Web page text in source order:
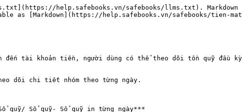
help.safebooks.vn/safebooks/llms.txt). Markdown
as [Markdown](https://help.safebooks.vn/safebooks/tien-
tài khoản tiền, người dùng có thể theo dõi tồn quỹ đầu
dõi chi tiết nhóm theo từng ngày.
quỹ/ Sổ quỹ- Sổ quỹ in từng ngày***